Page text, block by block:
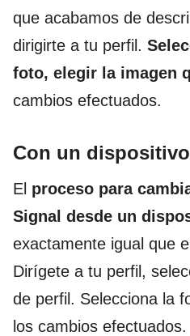
que acabamos de
dirigirte a tu perfil.
foto, elegir la imagen
cambios efectuados.
Con un
El proceso para
Signal desde un
exactamente igual que
Dirígete a tu perfil,
de perfil. Selecciona la
los cambios efectuados.